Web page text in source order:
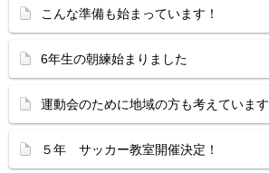
こんな準備も始まっています！
6年生の朝練始まりました
運動会のために地域の方も考えています
５年 サッカー教室開催決定！